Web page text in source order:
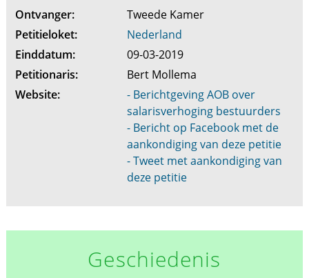
Ontvanger:
Tweede Kamer
Petitieloket:
Nederland
Einddatum:
09-03-2019
Petitionaris:
Bert Mollema
Website:
- Berichtgeving AOB over
salarisverhoging bestuurders
- Bericht op Facebook met de
aankondiging van deze petitie
- Tweet met aankondiging van
deze petitie
Geschiedenis